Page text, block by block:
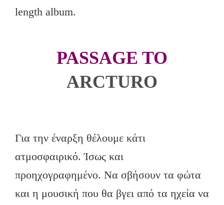
length album.
PASSAGE TO
ARCTURO
Για την έναρξη θέλουμε κάτι
ατμοσφαιρικό. Ίσως και
προηχογραφημένο. Να σβήσουν τα φώτα
και η μουσική που θα βγει από τα ηχεία να